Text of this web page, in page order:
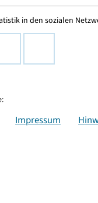
in den sozialen
Impressum